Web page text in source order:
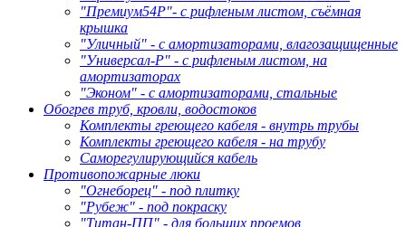
"Премиум54Р"- с рифленым листом, съёмная
крышка
"Уличный" - с амортизаторами, влагозащищенные
"Универсал-Р" - с рифленым листом, на
амортизаторах
"Эконом" - с амортизаторами, стальные
Обогрев труб, кровли, водостоков
Комплекты греющего кабеля - внутрь трубы
Комплекты греющего кабеля - на трубу
Саморегулирующийся кабель
Противопожарные люки
"Огнеборец" - под плитку
"Рубеж" - под покраску
"Титан-ПП" - для больших проемов